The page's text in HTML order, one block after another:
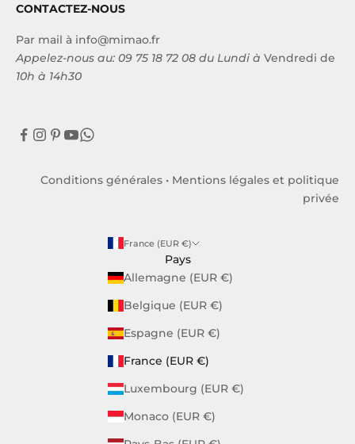
CONTACTEZ-NOUS
Par mail à info@mimao.fr
Appelez-nous au: 09 75 18 72 08 du Lundi à Vendredi de
10h à 14h30
Conditions générales • Mentions légales et politique
privée
France (EUR €)
Pays
Allemagne (EUR €)
Belgique (EUR €)
Espagne (EUR €)
France (EUR €)
Luxembourg (EUR €)
Monaco (EUR €)